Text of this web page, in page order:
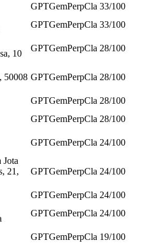
GPTGemPerpCla 33/100
GPTGemPerpCla 33/100
10
GPTGemPerpCla 28/100
50008 GPTGemPerpCla 28/100
GPTGemPerpCla 28/100
GPTGemPerpCla 28/100
GPTGemPerpCla 24/100
Jota
21,
GPTGemPerpCla 24/100
GPTGemPerpCla 24/100
GPTGemPerpCla 24/100
GPTGemPerpCla 19/100